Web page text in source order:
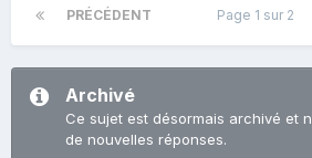
PRÉCÉDENT Page 1 sur 2
Archivé
Ce sujet est désormais archivé et
de nouvelles réponses.